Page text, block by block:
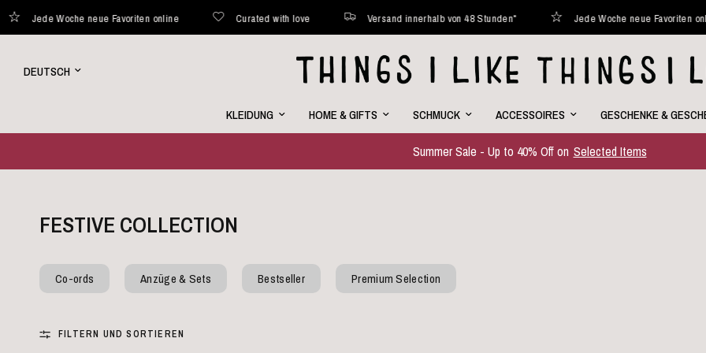
Curated with love Versand innerhalb von 48 Stunden* Jede Woche neue Favoriten online Curated with love
Land/Region
aktualisieren
KLEIDUNG HOME & GIFTS SCHMUCK ACCESSOIRES GESCHENKE &
Summer Sale - Up to 40% Off on Selected Items
FESTIVE COLLECTION
Co-ords Anzüge & Sets Bestseller Premium Selection
FILTERN UND SORTIEREN